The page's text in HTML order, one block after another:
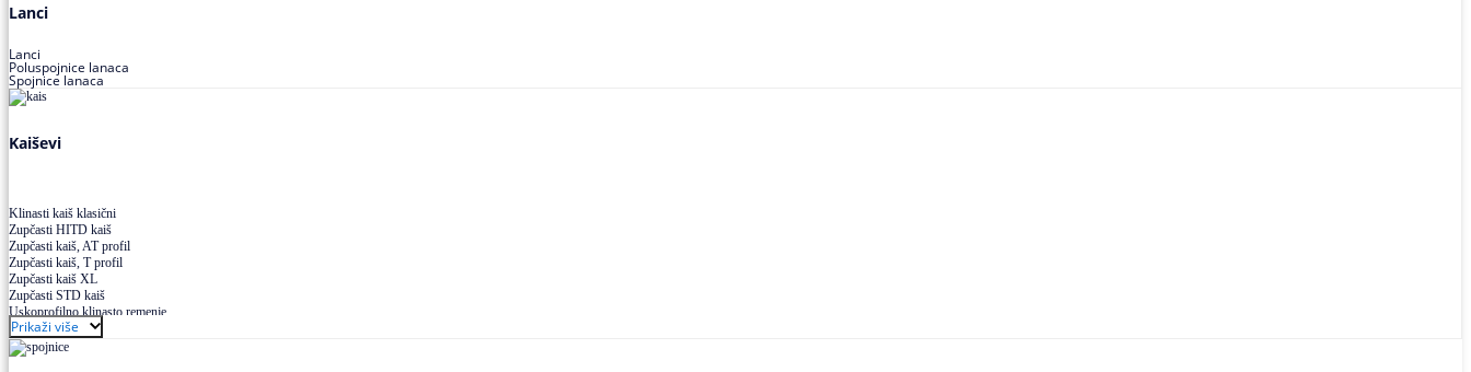
Lanci
Lanci
Poluspojnice lanaca
Spojnice lanaca
Kaiševi
Klinasti kaiš klasični
Zupčasti HITD kaiš
Zupčasti kaiš, AT profil
Zupčasti kaiš, T profil
Zupčasti kaiš XL
Zupčasti STD kaiš
Uskoprofilno klinasto remenje
Uskoprofilno klinasto remenje spojeno
Uskoprofilno klinasto remenje XP extra power
Višekanalno remenje PJ,PK
Prikaži više